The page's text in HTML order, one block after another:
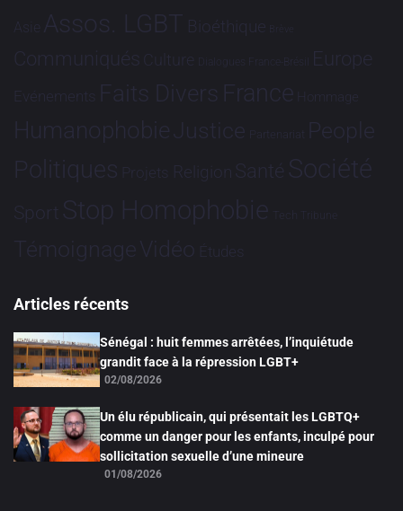
Asie Assos. LGBT Bioéthique Brève
Communiqués Culture Dialogues France-Brésil Europe
Evénements Faits Divers France Hommage
HumanophobieJustice Partenariat People
Politiques Projets Religion Santé Société
Sport Stop Homophobie Tech Tribune
TémoignageVidéo Études
Articles récents
Sénégal : huit femmes arrêtées, l’inquiétude
grandit face à la répression LGBT+
02/08/2026
Un élu républicain, qui présentait les LGBTQ+
comme un danger pour les enfants, inculpé pour
sollicitation sexuelle d’une mineure
01/08/2026